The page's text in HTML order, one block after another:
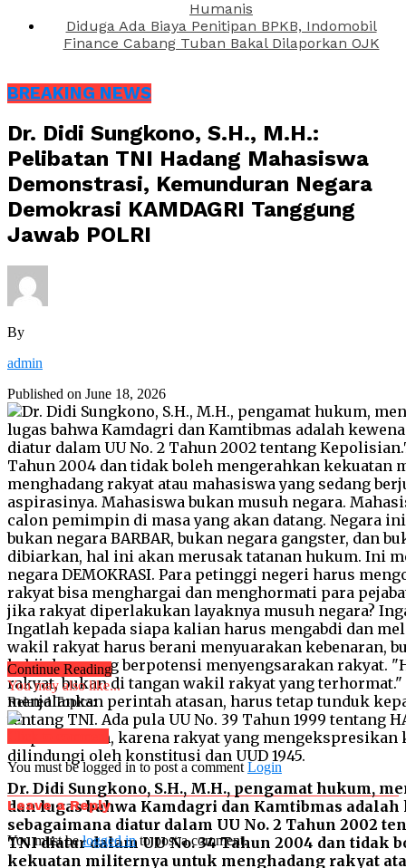
Humanis
Diduga Ada Biaya Penitipan BPKB, Indomobil
Finance Cabang Tuban Bakal Dilaporkan OJK
BREAKING NEWS
Dr. Didi Sungkono, S.H., M.H.:
Pelibatan TNI Hadang Mahasiswa
Demonstrasi, Kemunduran Negara
Demokrasi KAMDAGRI Tanggung
Jawab POLRI
By
admin
Published on June 18, 2026
Dr. Didi Sungkono, S.H., M.H., pengamat hukum,
dan lugas bahwa Kamdagri dan Kamtibmas adalah
sebagaimana diatur dalam UU No. 2 Tahun 2002
TNI diatur dalam UU No. 34 Tahun 2004 dan tidak
kekuatan militernya untuk menghadang rakyat
Continue Reading
You may also like...
Related Topics:
You must be logged in to post a comment Login
Leave a Reply
You must belogged into post a comment.